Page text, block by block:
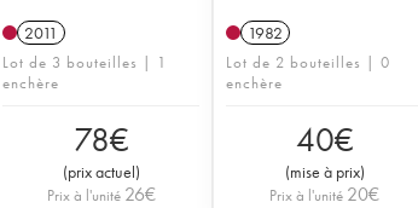
2011
Lot de 3 bouteilles | 1
enchère
78€
(prix actuel)
Prix à l'unité 26€
1982
Lot de 2 bouteilles | 0
enchère
40€
(mise à prix)
Prix à l'unité 20€